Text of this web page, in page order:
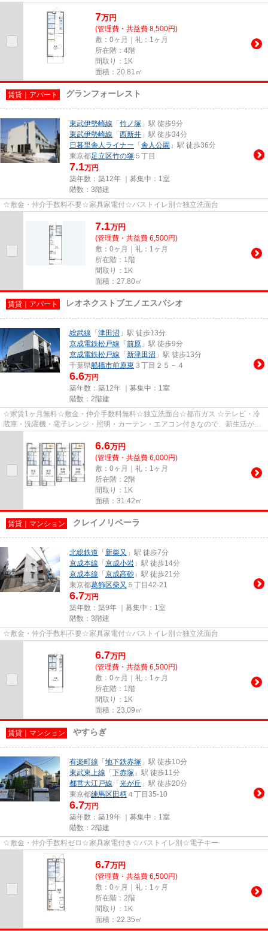
用部に住民専用のゴミ置き...
7万円
(管理費・共益費 8,500円)
敷：0ヶ月｜礼：1ヶ月
所在階：4階
間取り：1K
面積：20.81㎡
賃貸｜アパート グランフォーレスト
東武伊勢崎線 「 竹ノ塚 」駅 徒歩9分
東武伊勢崎線 「 西新井 」駅 徒歩34分
日暮里舎人ライナー 「 舎人公園 」駅 徒歩36分
東京都足立区竹の塚 ５丁目
7.1万円
築年数：築12年 ｜募集中： 1室
階数：3階建
☆敷金・仲介手数料不要☆家具家電付☆バストイレ別☆独立洗面台
7.1万円
(管理費・共益費 6,500円)
敷：0ヶ月｜礼：1ヶ月
所在階：1階
間取り：1K
面積：27.80㎡
賃貸｜アパート レオネクストブエノエスパシオ
総武線 「 津田沼 」駅 徒歩13分
京成電鉄松戸線 「 前原 」駅 徒歩9分
京成電鉄松戸線 「 新津田沼 」駅 徒歩13分
千葉県船橋市前原東 ３丁目２５－４
6.6万円
築年数：築12年 ｜募集中： 1室
階数：2階建
☆家賃1ヶ月無料☆敷金・仲介手数料無料☆独立洗面台☆都市ガス ☆テレビ・冷
蔵庫・洗濯機・電子レンジ・照明・カーテン・エアコン付きなので、新生活が楽
6.6万円
(管理費・共益費 6,000円)
敷：0ヶ月｜礼：1ヶ月
所在階：2階
間取り：1K
面積：31.42㎡
賃貸｜マンション クレイノリベーラ
北総鉄道 「 新柴又 」駅 徒歩7分
京成本線 「 京成小岩 」駅 徒歩14分
京成本線 「 京成高砂 」駅 徒歩21分
東京都葛飾区柴又 ５丁目42-21
6.7万円
築年数：築9年 ｜募集中： 1室
階数：3階建
☆敷金・仲介手数料不要☆家具家電付☆バストイレ別☆独立洗面台
6.7万円
(管理費・共益費 6,500円)
敷：0ヶ月｜礼：1ヶ月
所在階：1階
間取り：1K
面積：23.09㎡
賃貸｜マンション やすらぎ
有楽町線 「 地下鉄赤塚 」駅 徒歩10分
東武東上線 「 下赤塚 」駅 徒歩11分
都営大江戸線 「 光が丘 」駅 徒歩20分
東京都練馬区 田柄 ４丁目35-10
6.7万円
築年数：築19年 ｜募集中： 1室
階数：2階建
☆敷金・仲介手数料ゼロ☆家具家電付き☆バストイレ別☆電子キー
6.7万円
(管理費・共益費 6,500円)
敷：0ヶ月｜礼：1ヶ月
所在階：2階
間取り：1K
面積：22.35㎡